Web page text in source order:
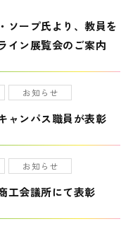
ソープ氏より、教員を
イン展覧会のご案内
お知らせ
ャンパス職員が表彰
お知らせ
工会議所にて表彰